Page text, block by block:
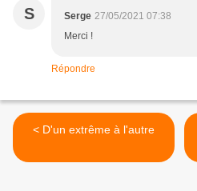
S Serge 27/05/2021 07:38
Merci !
Répondre
< D'un extrême à l'autre